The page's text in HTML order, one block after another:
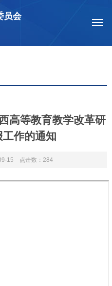
员会
高等教育教学改革研
作的通知
15 点击数： 284